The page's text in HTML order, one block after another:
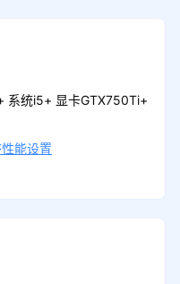
系统i5+ 显卡GTX750Ti+
能设置